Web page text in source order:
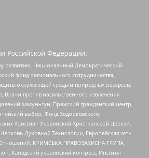
Российской Федерации:
развитию, Национальный Демократический
фонд регионального сотрудничества,
окружающей среды и природных ресурсов,
против насильственного извлечения
Фалуньгун, Пражский гражданский центр,
выбор, Фонд Ходорковского,
Христиан Украинской Христианской Церкви,
Духовной Технологии, Европейская сеть
Отношений, КРИМСЬКА ПРАВОЗАХИСНА ГРУПА,
Канадский украинский конгресс, Институт